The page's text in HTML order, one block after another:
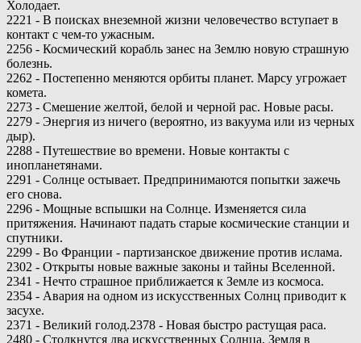
Холодает.
2221 - В поисках внеземной жизни человечество вступает в
контакт с чем-то ужасным.
2256 - Космический корабль занес на Землю новую страшную
болезнь.
2262 - Постепенно меняются орбиты планет. Марсу угрожает
комета.
2273 - Смешение желтой, белой и черной рас. Новые расы.
2279 - Энергия из ничего (вероятно, из вакуума или из черных
дыр).
2288 - Путешествие во времени. Новые контакты с
инопланетянами.
2291 - Солнце остывает. Предпринимаются попытки зажечь
его снова.
2296 - Мощные вспышки на Солнце. Изменяется сила
притяжения. Начинают падать старые космические станции и
спутники.
2299 - Во Франции - партизанское движение против ислама.
2302 - Открыты новые важные законы и тайны Вселенной.
2341 - Нечто страшное приближается к Земле из космоса.
2354 - Авария на одном из искусственных Солнц приводит к
засухе.
2371 - Великий голод.2378 - Новая быстро растущая раса.
2480 - Столкнутся два искусственных Солнца. Земля в